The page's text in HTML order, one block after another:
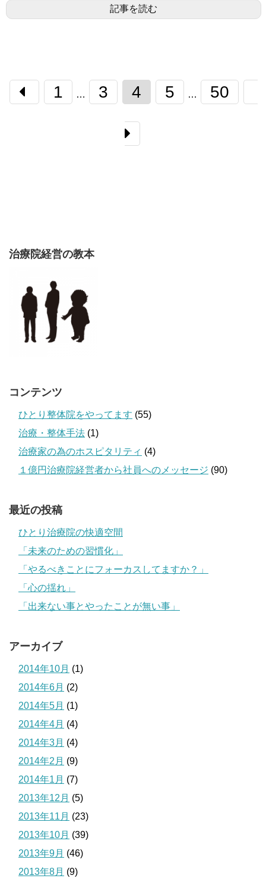
記事を読む
1 … 3 4 5 … 50
治療院経営の教本
コンテンツ
ひとり整体院をやってます (55)
治療・整体手法 (1)
治療家の為のホスピタリティ (4)
１億円治療院経営者から社員へのメッセージ (90)
最近の投稿
ひとり治療院の快適空間
「未来のための習慣化」
「やるべきことにフォーカスしてますか？」
「心の揺れ」
「出来ない事とやったことが無い事」
アーカイブ
2014年10月 (1)
2014年6月 (2)
2014年5月 (1)
2014年4月 (4)
2014年3月 (4)
2014年2月 (9)
2014年1月 (7)
2013年12月 (5)
2013年11月 (23)
2013年10月 (39)
2013年9月 (46)
2013年8月 (9)